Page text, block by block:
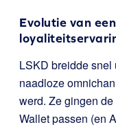
Evolutie van
LSKD breidde
naadloze
werd. Ze gingen
Wallet passen (en